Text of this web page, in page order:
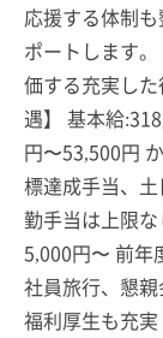
応援する体制
ポートします
価する充実し
遇】 基本給
円〜53,500円
標達成手当、
勤手当は上限
5,000円〜 前年
社員旅行、懇親
福利厚生も充